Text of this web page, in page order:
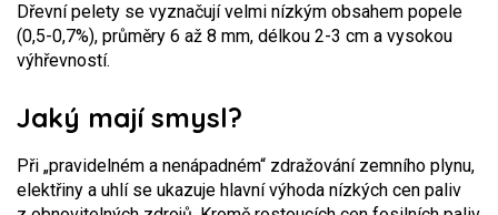
Dřevní pelety se vyznačují velmi nízkým obsahem popele
(0,5-0,7%), průměry 6 až 8 mm, délkou 2-3 cm a vysokou
výhřevností.
Jaký mají smysl?
Při „pravidelném a nenápadném“ zdražování zemního plynu,
elektřiny a uhlí se ukazuje hlavní výhoda nízkých cen paliv